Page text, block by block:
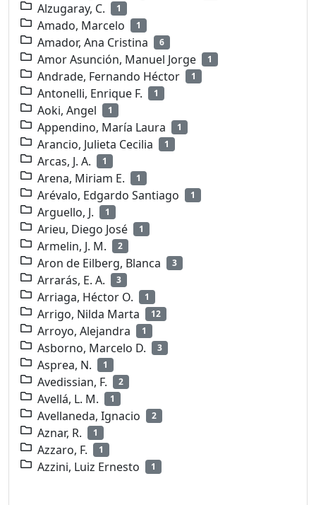
Alzugaray, C. 1
Amado, Marcelo 1
Amador, Ana Cristina 6
Amor Asunción, Manuel Jorge 1
Andrade, Fernando Héctor 1
Antonelli, Enrique F. 1
Aoki, Angel 1
Appendino, María Laura 1
Arancio, Julieta Cecilia 1
Arcas, J. A. 1
Arena, Miriam E. 1
Arévalo, Edgardo Santiago 1
Arguello, J. 1
Arieu, Diego José 1
Armelin, J. M. 2
Aron de Eilberg, Blanca 3
Arrarás, E. A. 3
Arriaga, Héctor O. 1
Arrigo, Nilda Marta 12
Arroyo, Alejandra 1
Asborno, Marcelo D. 3
Asprea, N. 1
Avedissian, F. 2
Avellá, L. M. 1
Avellaneda, Ignacio 2
Aznar, R. 1
Azzaro, F. 1
Azzini, Luiz Ernesto 1